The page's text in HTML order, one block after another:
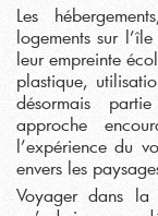
Les
logements sur
leur empreinte
plastique,
désormais
approche
l’expérience du
envers les
Voyager dans